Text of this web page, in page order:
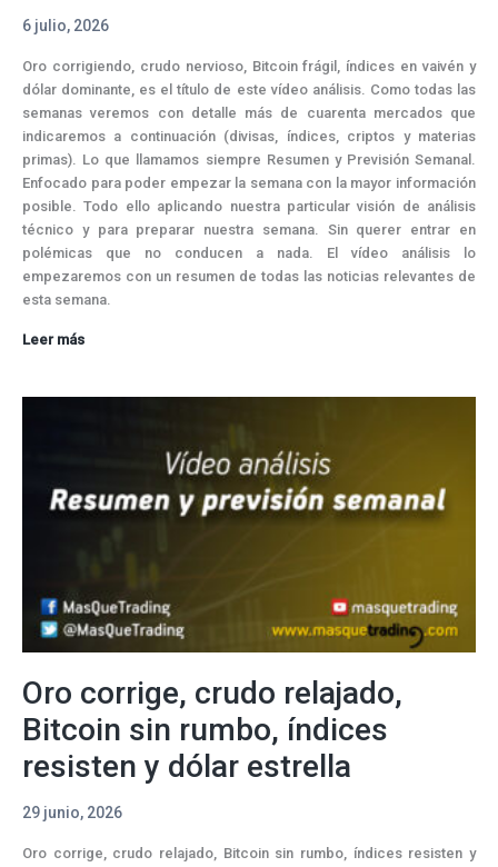
6 julio, 2026
Oro corrigiendo, crudo nervioso, Bitcoin frágil, índices en vaivén y
dólar dominante, es el título de este vídeo análisis. Como todas las
semanas veremos con detalle más de cuarenta mercados que
indicaremos a continuación (divisas, índices, criptos y materias
primas). Lo que llamamos siempre Resumen y Previsión Semanal.
Enfocado para poder empezar la semana con la mayor información
posible. Todo ello aplicando nuestra particular visión de análisis
técnico y para preparar nuestra semana. Sin querer entrar en
polémicas que no conducen a nada. El vídeo análisis lo
empezaremos con un resumen de todas las noticias relevantes de
esta semana.
Leer másOro
en
vaivén
dominante
Oro corrige, crudo relajado,
Bitcoin sin rumbo, índices
resisten y dólar estrella
29 junio, 2026
Oro corrige, crudo relajado, Bitcoin sin rumbo, índices resisten y